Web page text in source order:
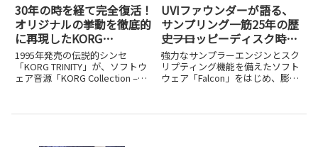
30年の時を経て完全復活！
オリジナルの挙動を徹底的
に再現したKORG
Collection – TRINITYの開
発秘話
1995年発売の伝説的シンセ
「KORG TRINITY」が、ソフトウ
ェア音源「KORG Collection –
秘話を紹介します。
UVIファウンダーが語る、
サンプリング一筋25年の歴
史――フロッピーディスク時代
から最先端のFalconまで
強力なサンプラーエンジンとスク
リプティング機能を備えたソフト
ウェア「Falcon」をはじめ、膨大
日、そのファウンダー（創業者）